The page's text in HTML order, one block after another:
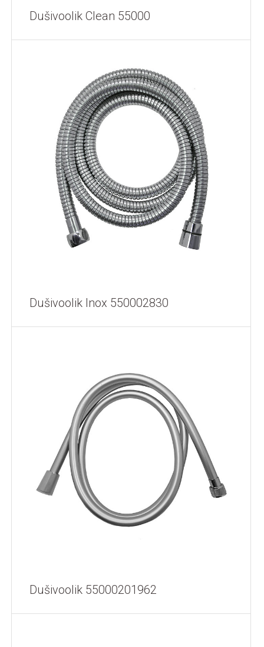
Dušivoolik Clean 55000
Dušivoolik Inox 550002830
Dušivoolik 55000201962